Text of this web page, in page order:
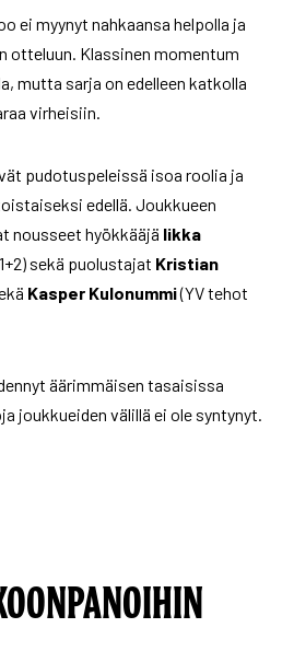
ei myynyt nahkaansa helpolla ja
otteluun. Klassinen momentum
mutta sarja on edelleen katkolla
virheisiin.
pudotuspeleissä isoa roolia ja
edellä. Joukkueen
nousseet hyökkääjä Iikka
sekä puolustajat Kristian
Kasper Kulonummi(YV tehot
äärimmäisen tasaisissa
joukkueiden välillä ei ole syntynyt.